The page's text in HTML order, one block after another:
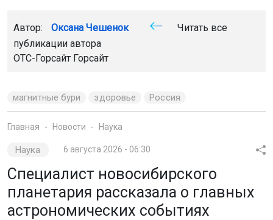
Автор: Оксана Чешенок
Читать все
публикации автора
ОТС-Горсайт Горсайт
магнитные бури здоровье Россия
Главная Новости Наука
Наука 6 августа 2026 - 06:30
Специалист новосибирского
планетария рассказала о главных
астрономических событиях